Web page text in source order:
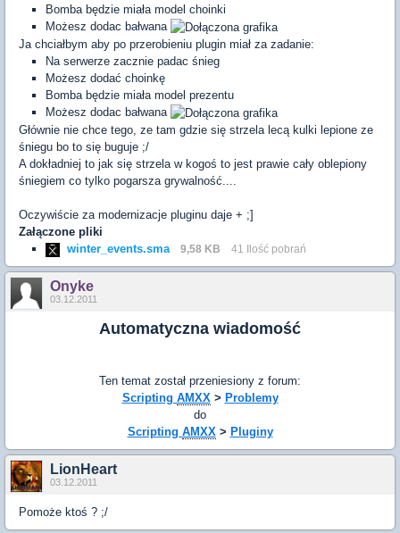
Bomba będzie miała model choinki
Możesz dodac bałwana
Ja chciałbym aby po przerobieniu plugin miał za zadanie:
Na serwerze zacznie padac śnieg
Możesz dodać choinkę
Bomba będzie miała model prezentu
Możesz dodac bałwana
Głównie nie chce tego, ze tam gdzie się strzela lecą kulki lepione ze
śniegu bo to się buguje ;/
A dokładniej to jak się strzela w kogoś to jest prawie cały oblepiony
śniegiem co tylko pogarsza grywalność....
Oczywiście za modernizacje pluginu daje + ;]
Załączone pliki
winter_events.sma
9,58 KB 41 Ilość pobrań
Onyke
03.12.2011
Automatyczna wiadomość
Ten temat został przeniesiony z forum:
Scripting AMXX> Problemy
do
Scripting AMXX> Pluginy
LionHeart
03.12.2011
Pomoże ktoś ? ;/